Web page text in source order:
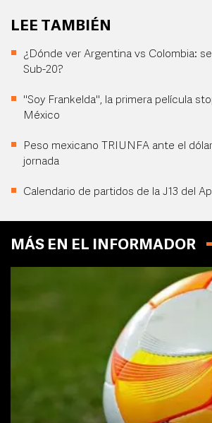
LEE TAMBIÉN
¿Dónde ver Argentina vs Colombia:
Sub-20?
"Soy Frankelda", la primera película
México
Peso mexicano TRIUNFA ante el
jornada
Calendario de partidos de la J13 del
MÁS EN EL INFORMADOR